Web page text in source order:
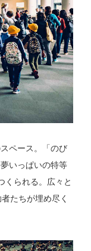
ペース。「のび
いっぱいの特等
くられる。広々と
たちが埋め尽く